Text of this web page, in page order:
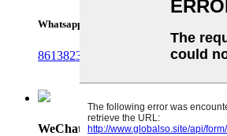
Whatsapp
8613823587729
WeChat